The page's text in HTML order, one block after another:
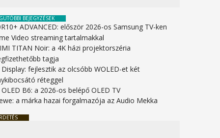
BEJEGYZÉSEK
ADVANCED: először 2026-os Samsung TV-ken
Video streaming tartalmakkal
TITAN Noir: a 4K házi projektorszéria
tagja
Display: fejlesztik az olcsóbb WOLED-et két
réteggel
OLED B6: a 2026-os belépő OLED TV
a márka hazai forgalmazója az Audio Mekka